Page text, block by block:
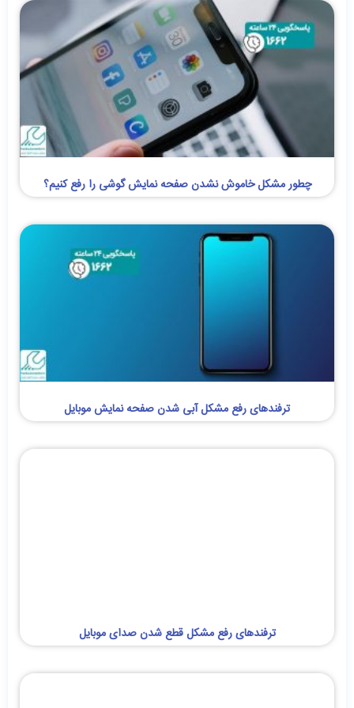
چطور مشکل خاموش نشدن صفحه نمایش گوشی را رفع کنیم؟
ترفندهای رفع مشکل آبی شدن صفحه نمایش موبایل
ترفندهای رفع مشکل قطع شدن صدای موبایل